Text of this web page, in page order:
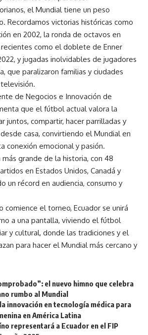
el Mundial tiene un peso
Recordamos victorias históricas como
en 2002, la ronda de octavos en
como el doblete de Enner
y jugadas inolvidables de jugadores
que paralizaron familias y ciudades
de Negocios e Innovación de
que el fútbol actual valora la
juntos, compartir, hacer parrilladas y
casa, convirtiendo el Mundial en
conexión emocional y pasión.
grande de la historia, con 48
en Estados Unidos, Canadá y
un récord en audiencia, consumo y
comience el torneo, Ecuador se unirá
a una pantalla, viviendo el fútbol
y cultural, donde las tradiciones y el
para hacer el Mundial más cercano y
el nuevo himno que celebra
rumbo al Mundial
innovación en tecnología médica para
en América Latina
representará a Ecuador en el FIP